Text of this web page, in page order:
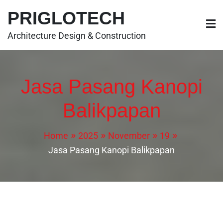
PRIGLOTECH
Architecture Design & Construction
Jasa Pasang Kanopi
Balikpapan
Home 2025 November
19
Jasa Pasang Kanopi Balikpapan